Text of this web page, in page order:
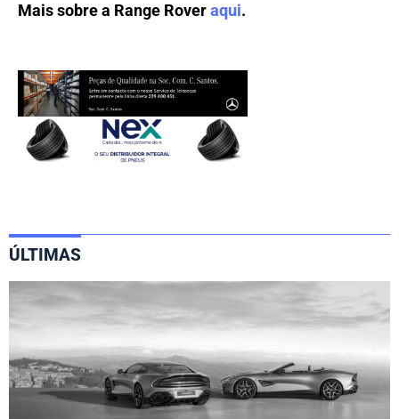
Mais sobre a Range Roveraqui.
ÚLTIMAS